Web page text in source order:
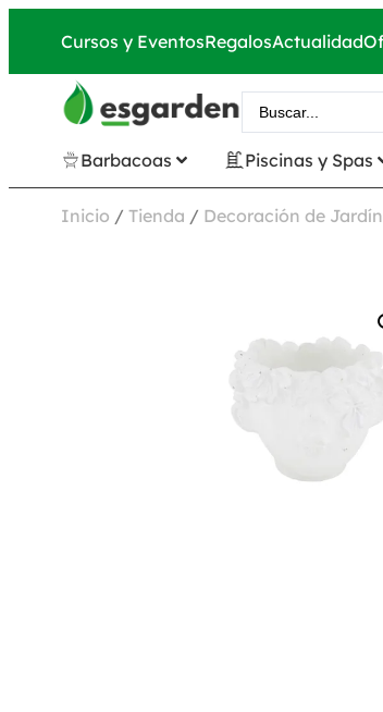
Cursos y EventosRegalosActualidad
Barbacoas Piscinas y Spas
Inicio / Tienda / Decoración de Jardín